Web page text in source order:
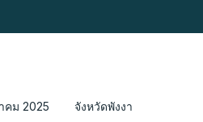
คม 2025 จังหวัดพังงา